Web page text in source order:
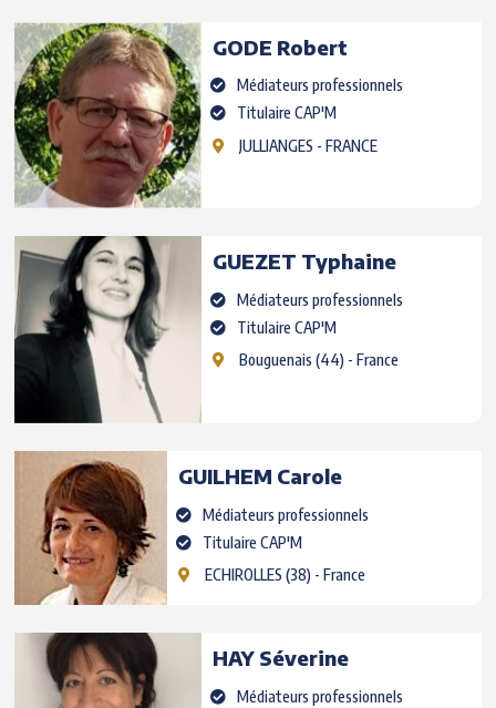
GODE Robert
Médiateurs professionnels
Titulaire CAP'M
JULLIANGES - FRANCE
GUEZET Typhaine
Médiateurs professionnels
Titulaire CAP'M
Bouguenais (44) - France
GUILHEM Carole
Médiateurs professionnels
Titulaire CAP'M
ECHIROLLES (38) - France
HAY Séverine
Médiateurs professionnels